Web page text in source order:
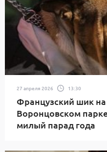
27 апреля 2026 13:30
Французский шик
Воронцовском
милый парад года